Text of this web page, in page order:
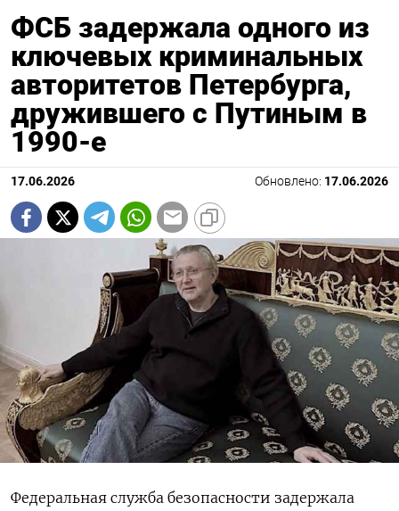
ФСБ задержала одного из
ключевых криминальных
авторитетов Петербурга,
дружившего с Путиным в
1990-е
17.06.2026 Обновлено: 17.06.2026
Федеральная служба безопасности задержала